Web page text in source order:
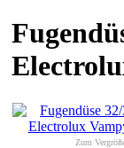
Zum